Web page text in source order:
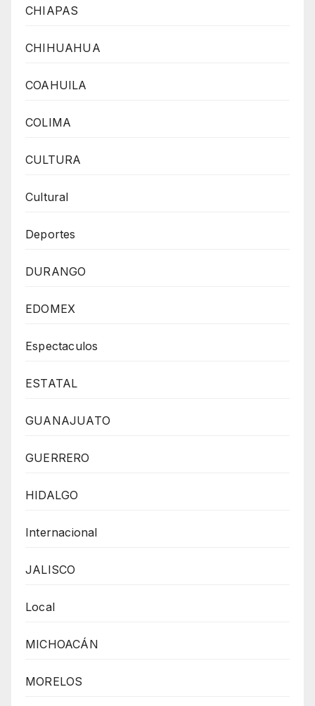
CHIAPAS
CHIHUAHUA
COAHUILA
COLIMA
CULTURA
Cultural
Deportes
DURANGO
EDOMEX
Espectaculos
ESTATAL
GUANAJUATO
GUERRERO
HIDALGO
Internacional
JALISCO
Local
MICHOACÁN
MORELOS